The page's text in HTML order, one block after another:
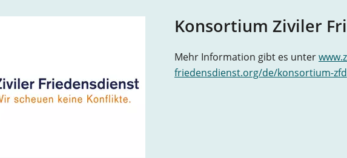
Konsortium Ziviler
Mehr Information gibt es unter
friedensdienst.org/de/konsortium-zfd